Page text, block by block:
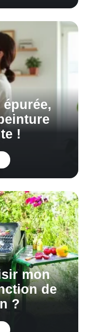
!
mon
de
?